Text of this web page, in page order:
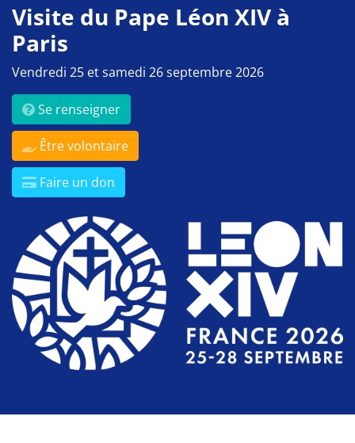
Visite du Pape Léon XIV à
Paris
Vendredi 25 et samedi 26 septembre 2026
Se renseigner
Être volontaire
Faire un don